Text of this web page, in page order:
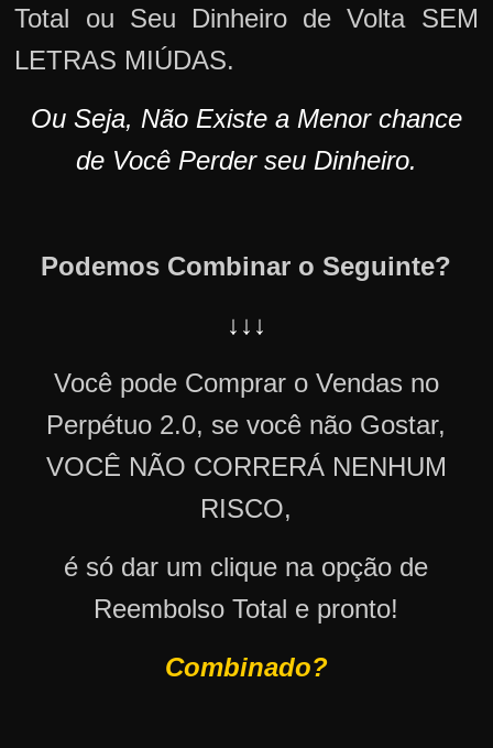
Total ou Seu Dinheiro de Volta SEM
LETRAS MIÚDAS.
Ou Seja, Não Existe a Menor chance
de Você Perder seu Dinheiro.
Podemos Combinar o Seguinte?
↓↓↓
Você pode Comprar o Vendas no
Perpétuo 2.0, se você não Gostar,
VOCÊ NÃO CORRERÁ NENHUM
RISCO,
é só dar um clique na opção de
Reembolso Total e pronto!
Combinado?